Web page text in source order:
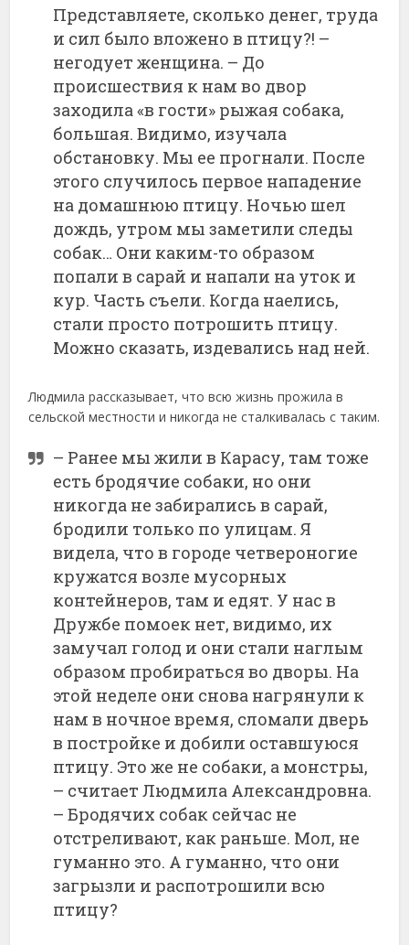
Представляете, сколько денег, труда
и сил было вложено в птицу?! –
негодует женщина. – До
происшествия к нам во двор
заходила «в гости» рыжая собака,
большая. Видимо, изучала
обстановку. Мы ее прогнали. После
этого случилось первое нападение
на домашнюю птицу. Ночью шел
дождь, утром мы заметили следы
собак… Они каким-то образом
попали в сарай и напали на уток и
кур. Часть съели. Когда наелись,
стали просто потрошить птицу.
Можно сказать, издевались над ней.
Людмила рассказывает, что всю жизнь прожила в
сельской местности и никогда не сталкивалась с таким.
– Ранее мы жили в Карасу, там тоже
есть бродячие собаки, но они
никогда не забирались в сарай,
бродили только по улицам. Я
видела, что в городе четвероногие
кружатся возле мусорных
контейнеров, там и едят. У нас в
Дружбе помоек нет, видимо, их
замучал голод и они стали наглым
образом пробираться во дворы. На
этой неделе они снова нагрянули к
нам в ночное время, сломали дверь
в постройке и добили оставшуюся
птицу. Это же не собаки, а монстры,
– считает Людмила Александровна.
– Бродячих собак сейчас не
отстреливают, как раньше. Мол, не
гуманно это. А гуманно, что они
загрызли и распотрошили всю
птицу?